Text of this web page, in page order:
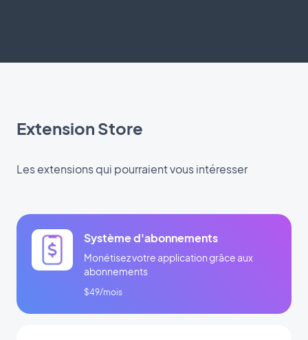
Extension Store
Les extensions qui pourraient vous intéresser
Système d'abonnements
Monétisez votre application grâce aux
abonnements
$49/mois